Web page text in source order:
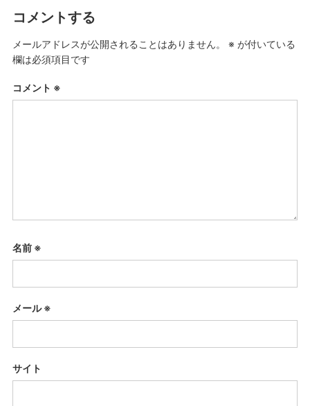
コメントする
メールアドレスが公開されることはありません。 ※ が付いている
欄は必須項目です
コメント ※
名前 ※
メール※
サイト